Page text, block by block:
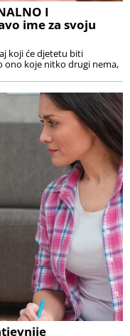
I
ime za svoju
koji će djetetu biti
ono koje nitko drugi nema,